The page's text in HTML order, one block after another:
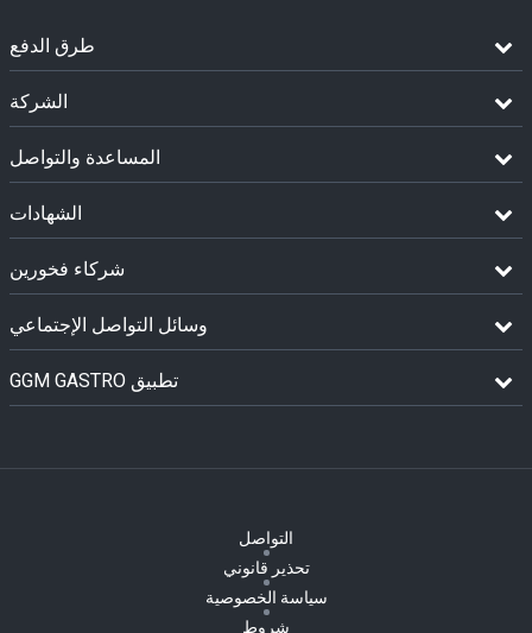
طرق الدفع
الشركة
المساعدة والتواصل
الشهادات
شركاء فخورين
وسائل التواصل الإجتماعي
GGM GASTRO تطبيق
التواصل
تحذير قانوني
سياسة الخصوصية
شروط